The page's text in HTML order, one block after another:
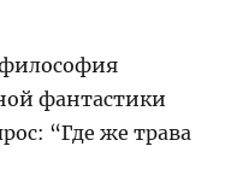
фантастики
“Где же трава